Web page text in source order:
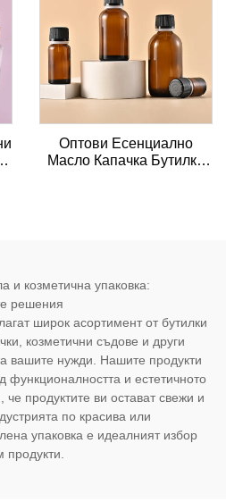
Оптови Есенциално
Масло Капачка Бутилка
и козметична упаковка:
решения
широк асортимент от бутилки
козметични съдове и други
вашите нужди. Нашите продукти
функционалността и естетичното
че продуктите ви остават свежи и
по красива или
упаковка е идеалният избор